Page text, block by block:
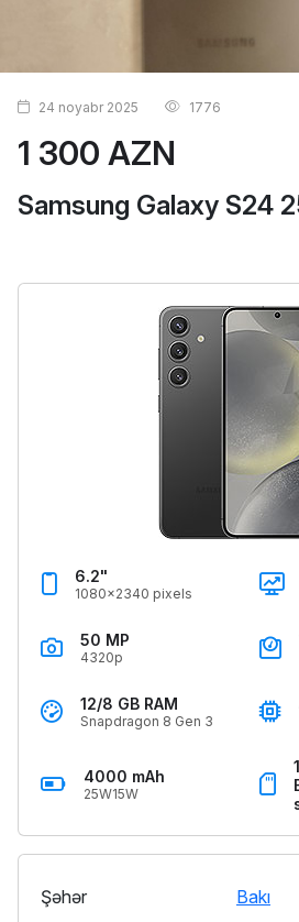
1 300 AZN
Samsung Galaxy S24
24 noyabr 2025 1776
6.2"
1080x2340 pixels
50 MP
4320p
12/8 GB RAM
Snapdragon 8 Gen 3
4000 mAh
25W15W
Şəhər
Bakı